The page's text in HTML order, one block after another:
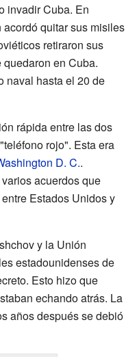
invadir Cuba. En
quitar sus misiles
retiraron sus
en Cuba.
naval hasta el 20 de
rápida entre las dos
rojo". Esta era
D. C..
acuerdos que
Estados Unidos y
y la Unión
estadounidenses de
Esto hizo que
echando atrás. La
años después se debió